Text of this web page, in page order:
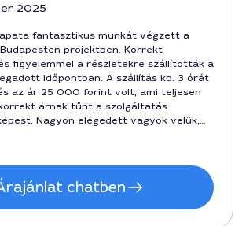
2025
fantasztikus munkát végzett a
projektben. Korrekt
figyelemmel a részletekre szállították a
időpontban. A szállítás kb. 3 órát
az ár 25 000 forint volt, ami teljesen
árnak tűnt a szolgáltatás
Nagyon elégedett vagyok velük,
chatben